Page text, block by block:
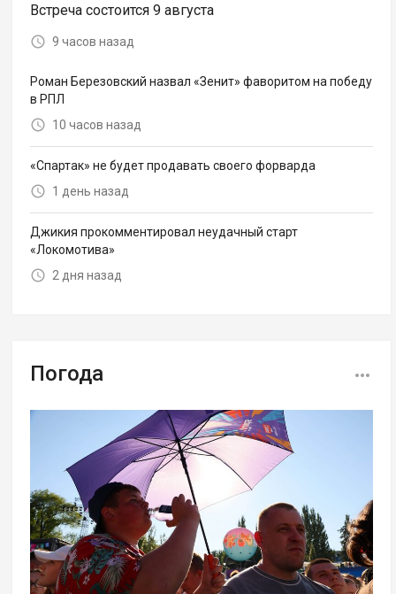
Встреча состоится 9 августа
9 часов назад
Роман Березовский назвал «Зенит» фаворитом на победу
в РПЛ
10 часов назад
«Спартак» не будет продавать своего форварда
1 день назад
Джикия прокомментировал неудачный старт
«Локомотива»
2 дня назад
Погода